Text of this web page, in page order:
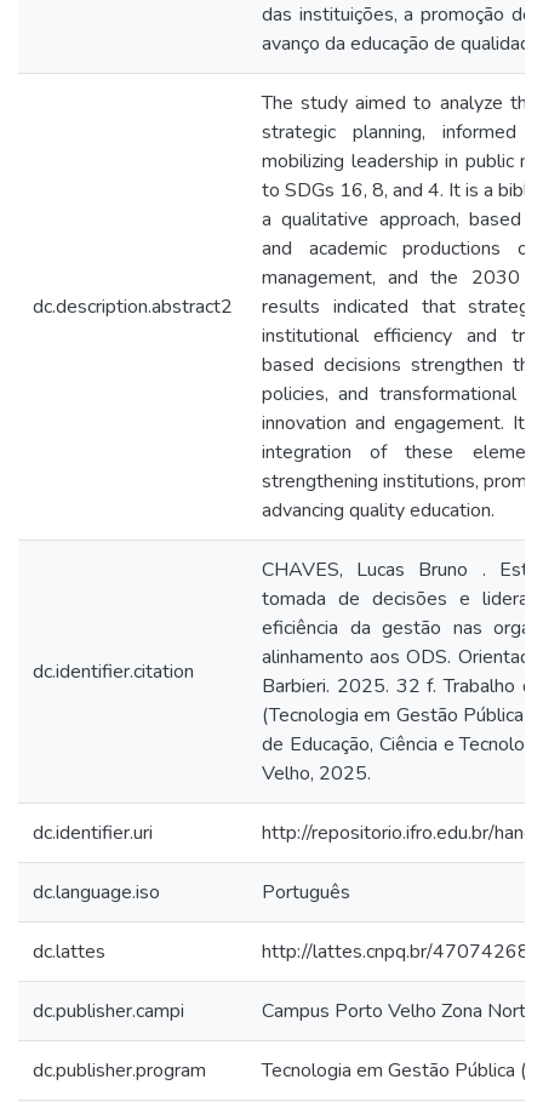
das instituições, a promoção
avanço da educação de
dc.description.abstract2
The study aimed to analyze
strategic planning, informed
mobilizing leadership in public
to SDGs 16, 8, and 4. It is a
a qualitative approach, based
and academic productions
management, and the 2030
results indicated that
institutional efficiency and
based decisions strengthen
policies, and transformational
innovation and engagement. It
integration of these
strengthening institutions,
advancing quality education.
dc.identifier.citation
CHAVES, Lucas Bruno .
tomada de decisões e
eficiência da gestão nas
alinhamento aos ODS.
Barbieri. 2025. 32 f. Trabalho
(Tecnologia em Gestão Pública
de Educação, Ciência e
Velho, 2025.
dc.identifier.uri http://repositorio.ifro.edu.br/
dc.language.iso Português
dc.lattes http://lattes.cnpq.br/
dc.publisher.campi Campus Porto Velho Zona Norte
dc.publisher.program Tecnologia em Gestão Pública